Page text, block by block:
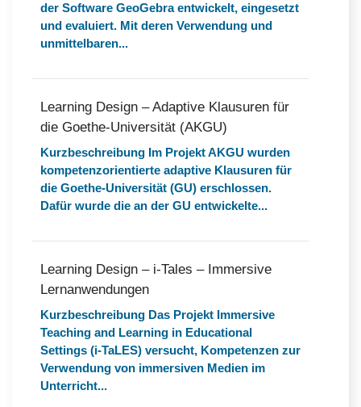
der Software GeoGebra entwickelt, eingesetzt
und evaluiert. Mit deren Verwendung und
unmittelbaren...
Learning Design – Adaptive Klausuren für
die Goethe-Universität (AKGU)
Kurzbeschreibung Im Projekt AKGU wurden
kompetenzorientierte adaptive Klausuren für
die Goethe-Universität (GU) erschlossen.
Dafür wurde die an der GU entwickelte...
Learning Design – i-Tales – Immersive
Lernanwendungen
Kurzbeschreibung Das Projekt Immersive
Teaching and Learning in Educational
Settings (i-TaLES) versucht, Kompetenzen zur
Verwendung von immersiven Medien im
Unterricht...